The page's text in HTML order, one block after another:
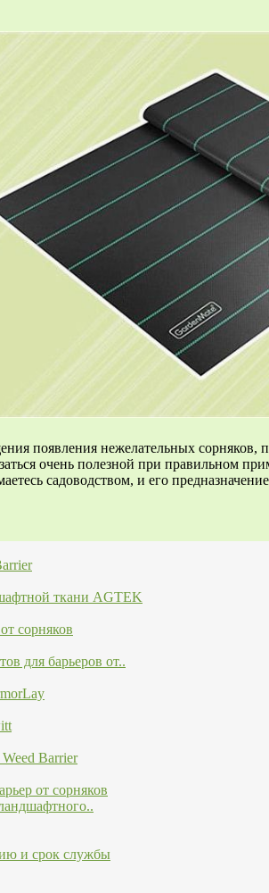
появления нежелательных
очень полезной при правильном
садоводством, и его
ткани AGTEK
сорняков
для барьеров от..
Barrier
от сорняков
и срок службы